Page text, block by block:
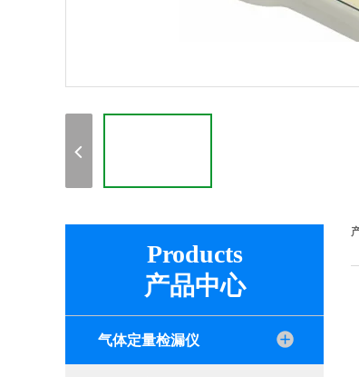
Products
产品中心
气体定量检漏仪